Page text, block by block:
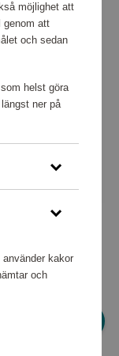
möjlighet att
genom att
och sedan
helst göra
ner på
kakor
och